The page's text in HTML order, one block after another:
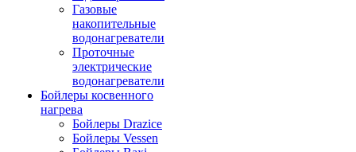
Газовые
накопительные
водонагреватели
Проточные
электрические
водонагреватели
Бойлеры косвенного
нагрева
Бойлеры Drazice
Бойлеры Vessen